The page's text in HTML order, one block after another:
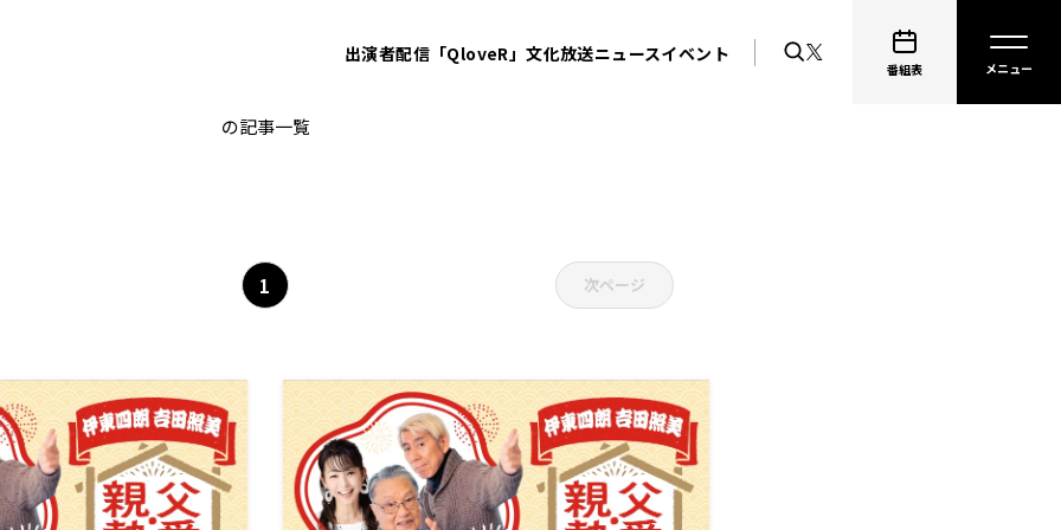
出演者配信「QloveR」文化放送ニュースイベント
番組表
の記事一覧
1 次ページ